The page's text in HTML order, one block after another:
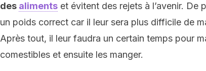
des aliments et évitent des rejets à l’avenir. De
un poids correct car il leur sera plus difficile de
Après tout, il leur faudra un certain temps pour
comestibles et ensuite les manger.